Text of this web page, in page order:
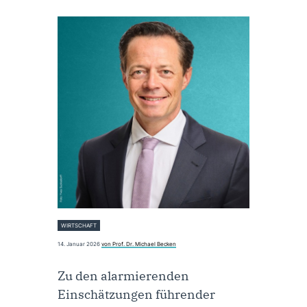
WIRTSCHAFT
14. Januar 2026 von Prof. Dr. Michael Becken
Zu den alarmierenden
Einschätzungen führender